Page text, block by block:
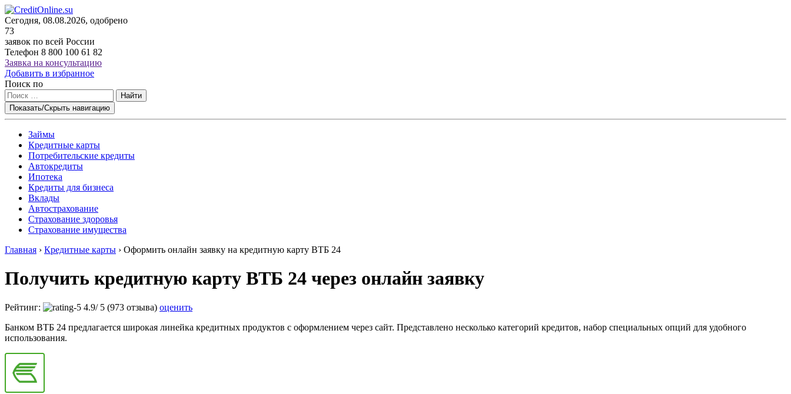
Сегодня, 08.08.2026, одобрено
73
заявок по всей России
Телефон 8 800 100 61 82
Заявка на консультацию
Добавить в избранное
Поиск по
Найти
Показать/Скрыть навигацию
Займы
Кредитные карты
Потребительские кредиты
Автокредиты
Ипотека
Кредиты для бизнеса
Вклады
Автострахование
Страхование здоровья
Страхование имущества
Главная › Кредитные карты › Оформить онлайн заявку на кредитную карту ВТБ 24
Получить кредитную карту ВТБ 24 через онлайн заявку
Рейтинг: 4.9/ 5 (973 отзыва) оценить
Банком ВТБ 24 предлагается широкая линейка кредитных продуктов с оформлением через сайт. Представлено несколько категорий кредитов, набор специальных опций для удобного
использования.